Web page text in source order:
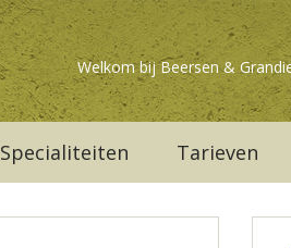
Welkom bij Beersen &
Specialiteiten Tarieven